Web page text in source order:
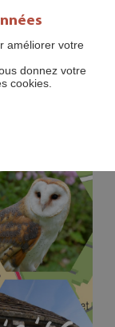
améliorer votre
donnez votre
cookies.